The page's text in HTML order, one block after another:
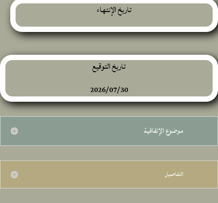
تاريخ الإنتهاء
تاريخ التوقيع
2026/07/30
موضوع الإتفاقية
التفاصيل